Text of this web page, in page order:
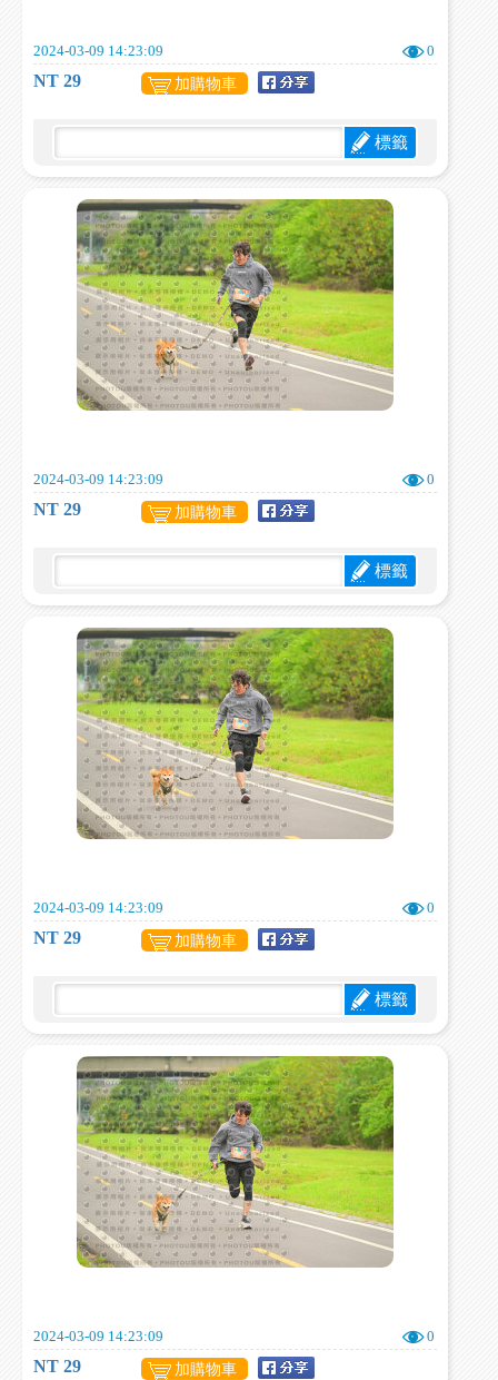
2024-03-09 14:23:09 0
NT 29 加購物車
標籤
2024-03-09 14:23:09 0
NT 29 加購物車
標籤
2024-03-09 14:23:09 0
NT 29 加購物車
標籤
2024-03-09 14:23:09 0
NT 29 加購物車